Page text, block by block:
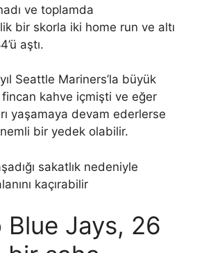
ve toplamda
bir skorla iki home run ve altı
aştı.
Seattle Mariners’la büyük
fincan kahve içmişti ve eğer
yaşamaya devam ederlerse
bir yedek olabilir.
sakatlık nedeniyle
kaçırabilir
Blue Jays, 26